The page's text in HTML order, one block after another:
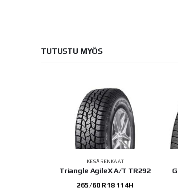
TUTUSTU MYÖS
KESÄRENKAAT
Triangle AgileX A/T TR292
265/60 R18 114H